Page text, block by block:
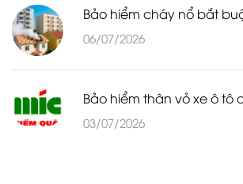
Bảo hiểm cháy nổ bắt
06/07/2026
Bảo hiểm thân vỏ xe ô tô
03/07/2026